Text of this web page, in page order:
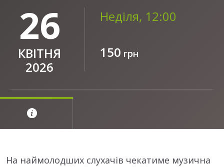
26
КВІТНЯ
2026
Неділя, 12:00
150 грн
На наймолодших слухачів чекатиме музична